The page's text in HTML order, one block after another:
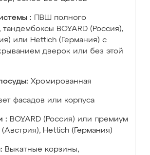
:
ПВШ полного
тандембоксы BOYARD (Россия),
или Hettich (Германия) с
дверок или без этой
Хромированная
фасадов или корпуса
: BOYARD (Россия) или премиум
(Австрия), Hettich (Германия)
Выкатные корзины,